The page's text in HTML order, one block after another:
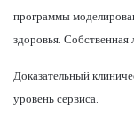
программы
здоровья.
Доказательный
уровень сервиса.